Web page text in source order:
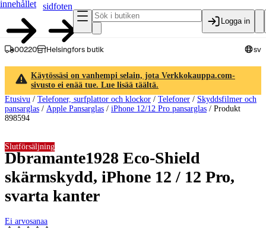
innehållet
sidfoten
Logga in
00220 Helsingfors butik sv
Käytössäsi on vanhempi selain, jota Verkkokauppa.com-
sivusto ei enää tue. Lue lisää täältä.
Etusivu / Telefoner, surfplattor och klockor / Telefoner / Skyddsfilmer och
pansarglas / Apple Pansarglas / iPhone 12/12 Pro pansarglas / Produkt
898594
Dbramante1928 Eco-Shield
skärmskydd, iPhone 12 / 12 Pro,
svarta kanter
Ei arvosanaa
Slutförsäljning